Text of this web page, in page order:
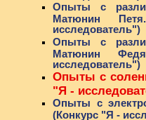
Опыты с
Матюнин
исследователь")
Опыты с
Матюнин
исследователь")
Опыты с
"Я -
Опыты с
(Конкурс "Я -